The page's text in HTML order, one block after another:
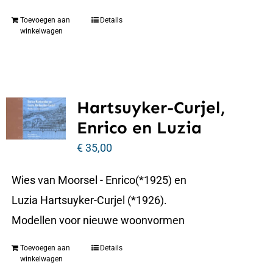
Toevoegen aan
winkelwagen
Details
Hartsuyker-Curjel,
Enrico en Luzia
€35,00
Wies van Moorsel - Enrico(*1925) en
Luzia Hartsuyker-Curjel (*1926).
Modellen voor nieuwe woonvormen
Toevoegen aan
winkelwagen
Details